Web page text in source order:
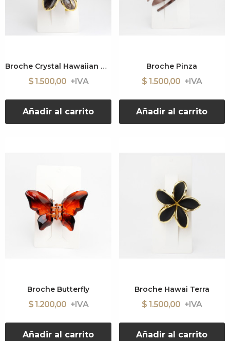
Broche Crystal Hawaiian Flower
$ 1.500,00
Añadir al carrito
Broche Pinza
$ 1.500,00
Añadir al carrito
Broche Butterfly
$ 1.200,00
Añadir al carrito
Broche Hawai Terra
$ 1.500,00
Añadir al carrito